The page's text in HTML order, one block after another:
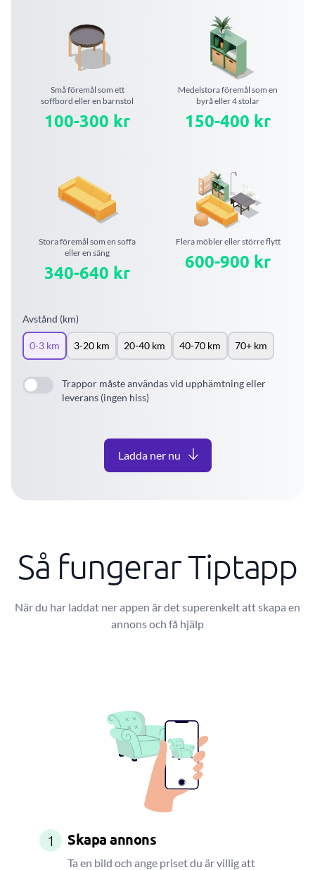
Små föremål som ett
soffbord eller en barnstol
100-300 kr
Medelstora föremål som en
byrå eller 4 stolar
150-400 kr
Stora föremål som en soffa
eller en säng
340-640 kr
Flera möbler eller större flytt
600-900 kr
Avstånd (km)
0-3 km 3-20 km 20-40 km 40-70 km 70+ km
Trappor måste användas vid upphämtning eller
leverans (ingen hiss)
Ladda ner nu
Så fungerar Tiptapp
När du har laddat ner appen är det superenkelt att skapa en
annons och få hjälp
1 Skapa annons
Ta en bild och ange priset du är villig att